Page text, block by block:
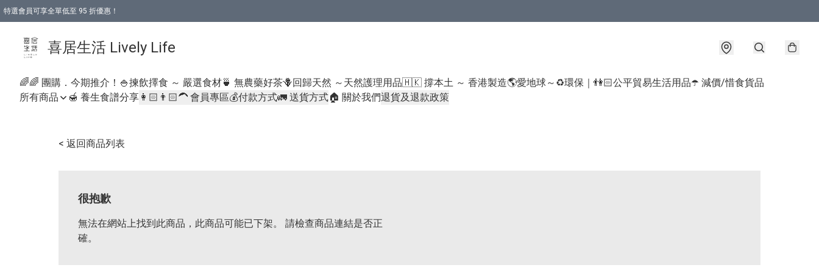
特選會員可享全單低至 95 折優惠！
喜居生活 Lively Life
🌈🌈 團購．今期推介！ 🍚揀飲擇食 ～ 嚴選食材🍵 無農藥好茶🪻回歸天然 ～天然護理用品🇭🇰 撐本土 ～ 香港製造🌎愛地球～♻️環保｜👫🏻公平貿易生活用品☂️ 減價/惜食貨品
所有商品
🍯 養生食譜分享 👩🏻👨🏻‍🦱 會員專區💰付款方式🚛 送貨方式🏠 關於我們退貨及退款政策
< 返回商品列表
很抱歉
無法在網站上找到此商品，此商品可能已下架。 請檢查商品連結是否正
確。